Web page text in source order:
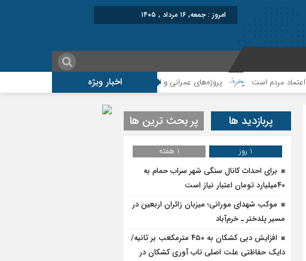
امروز : جمعه, ۱۶ مرداد , ۱۴۰۵
اخبار ویژه است پروژه‌های عمرانی و اقتصادی، شتاب‌دهنده توسعه پلدختر هستند
پربازدید ها پر بحث ترین ها
1 روز
1 هفته
برای احداث کانال سنگی شهر سراب حمام به
۴۰میلیارد تومان اعتبار نیاز است
موکب شهدای مورانی؛ میزبان زائران اربعین در
مسیر پلدختر ـ خرم‌آباد
افزایش دبی کشکان به ۴۵۰ مترمکعب بر ثانیه/
دایک حفاظتی علت اصلی تاب آوری کشکان در